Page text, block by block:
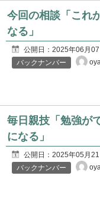
今回の相談「これ
なる」
公開日： 2025年06月07
バックナンバー
毎日親技「勉強が
になる」
公開日： 2025年05月21
バックナンバー